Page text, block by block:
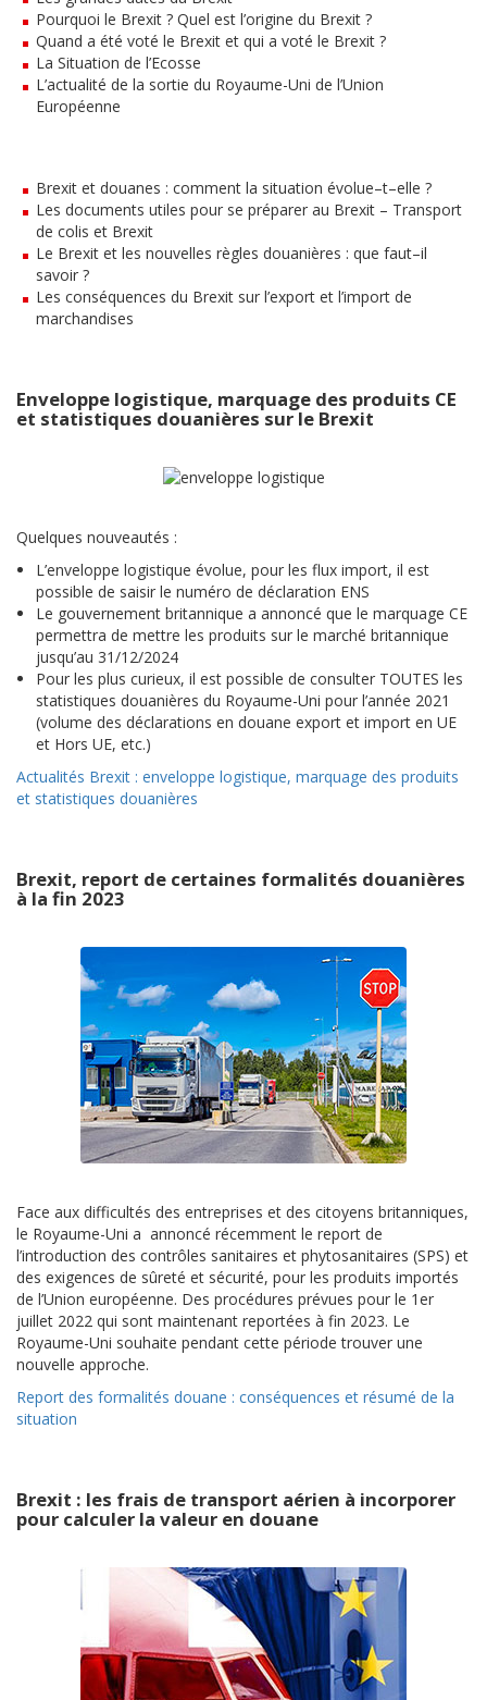
Pourquoi le Brexit ? Quel est l’origine du Brexit ?
Quand a été voté le Brexit et qui a voté le Brexit ?
La Situation de l’Ecosse
L’actualité de la sortie du Royaume-Uni de l’Union
Européenne
Brexitetdouanes : commentla situation évolue–t–elle ?
Les documents utiles pour se préparer au Brexit – Transport
de colis et Brexit
Le Brexitetles nouvelles règles douanières : que faut–il
savoir?
Les conséquences du Brexit sur l’export et l’import de
marchandises
Enveloppe logistique, marquage des produits CE
et statistiques douanières sur le Brexit
Quelques nouveautés :
L’enveloppe logistique évolue, pour les flux import, il est
possible de saisir le numéro de déclaration ENS
Le gouvernement britannique a annoncé que le marquage CE
permettra de mettre les produits sur le marché britannique
jusqu’au 31/12/2024
Pour les plus curieux, il est possible de consulter TOUTES les
statistiques douanières du Royaume-Uni pour l’année 2021
(volume des déclarations en douane export et import en UE
et Hors UE, etc.)
Actualités Brexit : enveloppe logistique, marquage des produits
et statistiques douanières
Brexit, report de certaines formalités douanières
à la fin 2023
Face aux difficultés des entreprises et des citoyens britanniques,
le Royaume-Uni a annoncé récemment le report de
l’introduction des contrôles sanitaires et phytosanitaires (SPS) et
des exigences de sûreté et sécurité, pour les produits importés
de l’Union européenne. Des procédures prévues pour le 1er
juillet 2022 qui sont maintenant reportées à fin 2023. Le
Royaume-Uni souhaite pendant cette période trouver une
nouvelle approche.
Report des formalités douane : conséquences et résumé de la
situation
Brexit : les frais de transport aérien à incorporer
pour calculer la valeur en douane